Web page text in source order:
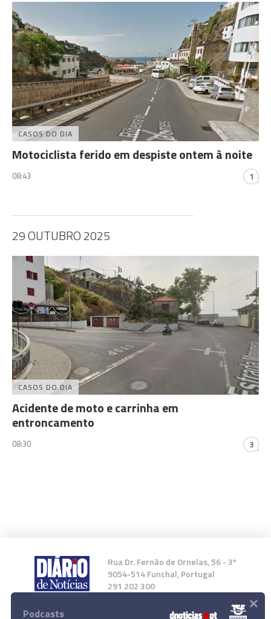
CASOS DO DIA
Motociclista ferido em despiste ontem à noite
08:43 1
29 OUTUBRO 2025
CASOS DO DIA
Acidente de moto e carrinha em
entroncamento
08:30 3
Rua Dr. Fernão de Ornelas, 56 - 3º
9054-514 Funchal, Portugal
291 202 300
Instale a nossa App
Podcasts ×